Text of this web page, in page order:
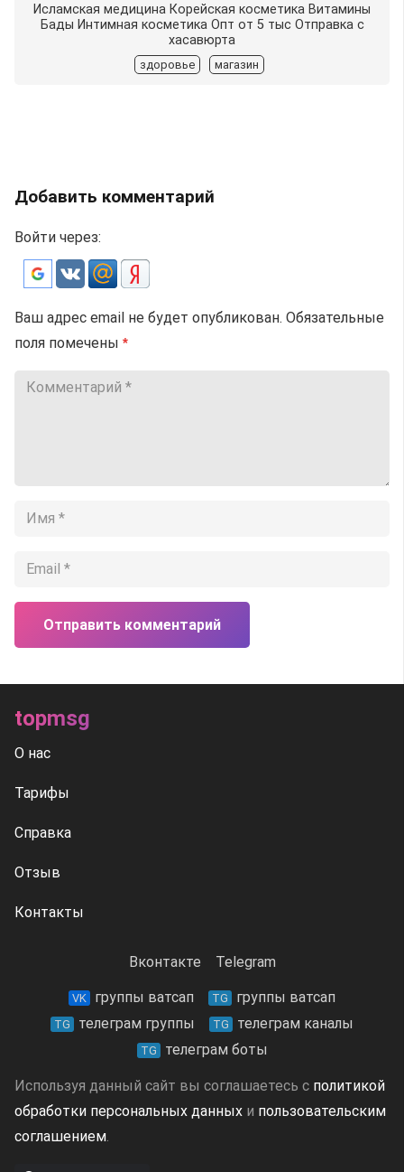
Исламская медицина Корейская косметика Витамины
Бады Интимная косметика Опт от 5 тыс Отправка с
хасавюрта
здоровье магазин
Добавить комментарий
Войти через:
Ваш адрес email не будет опубликован. Обязательные
поля помечены *
Отправить комментарий
topmsg
О нас
Тарифы
Справка
Отзыв
Контакты
Вконтакте Telegram
VK группы ватсап TG группы ватсап
TG телеграм группы TG телеграм каналы
TG телеграм боты
Используя данный сайт вы соглашаетесь с политикой
обработки персональных данных и пользовательским
соглашением.